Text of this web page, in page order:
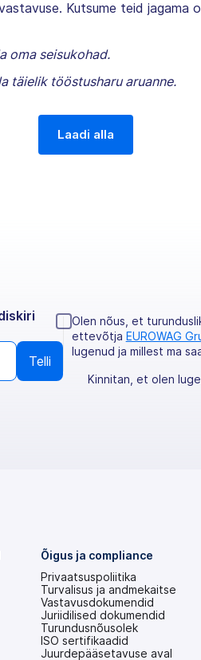
Kutsume teid jagama
oma seisukohad.
täielik tööstusharu aruanne.
Laadi alla
Olen nõus, et
ettevõtja EUROWAG
lugenud ja millest ma
Kinnitan, et olen
Õigus ja compliance
Privaatsuspoliitika
Turvalisus ja andmekaitse
Vastavusdokumendid
Juriidilised dokumendid
Turundusnõusolek
ISO sertifikaadid
Juurdepääsetavuse aval